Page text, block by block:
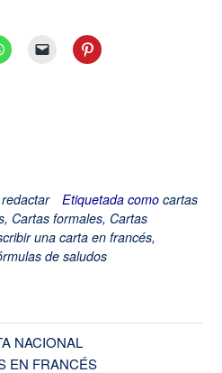
redactar Etiquetada como cartas
, Cartas formales, Cartas
una carta en francés,
de saludos
NACIONAL
EN FRANCÉS